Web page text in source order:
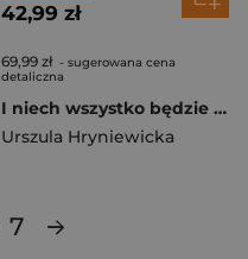
42,99 zł
69,99 zł - sugerowana cena
detaliczna
I niech wszystko będzie w porządku. Najlepsze tipy i wskazówki, jak zadbać o dom bez wysiłku i chemii
Urszula Hryniewicka
7